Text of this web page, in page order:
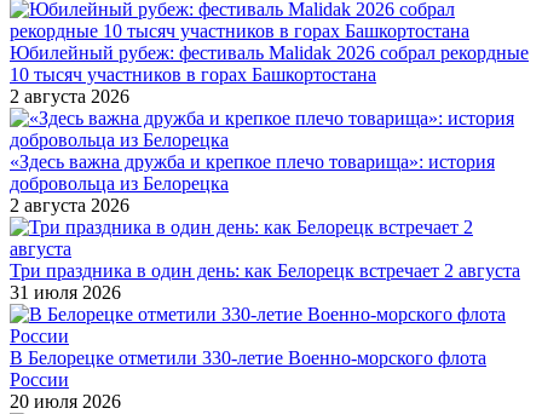
Юбилейный рубеж: фестиваль Malidak 2026 собрал рекордные
10 тысяч участников в горах Башкортостана
2 августа 2026
«Здесь важна дружба и крепкое плечо товарища»: история
добровольца из Белорецка
2 августа 2026
Три праздника в один день: как Белорецк встречает 2 августа
31 июля 2026
В Белорецке отметили 330-летие Военно-морского флота
России
20 июля 2026